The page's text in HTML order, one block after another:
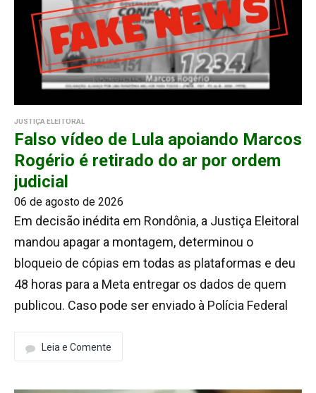
JUSTIÇA ELEITORAL
Falso vídeo de Lula apoiando Marcos
Rogério é retirado do ar por ordem
judicial
06 de agosto de 2026
Em decisão inédita em Rondônia, a Justiça Eleitoral
mandou apagar a montagem, determinou o
bloqueio de cópias em todas as plataformas e deu
48 horas para a Meta entregar os dados de quem
publicou. Caso pode ser enviado à Polícia Federal
Leia e Comente